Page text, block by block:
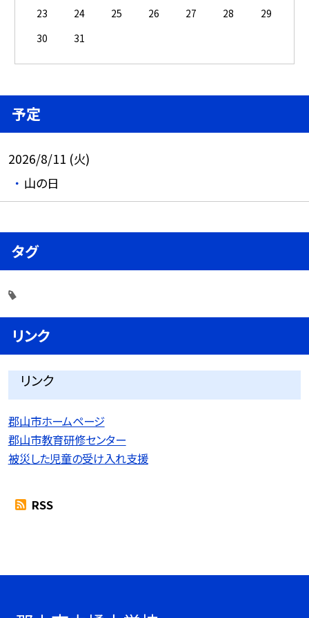
23
24 25 26 27 28
29
30
31
予定
2026/8/11 (火)
山の日
タグ
リンク
リンク
郡山市ホームページ
郡山市教育研修センター
被災した児童の受け入れ支援
RSS